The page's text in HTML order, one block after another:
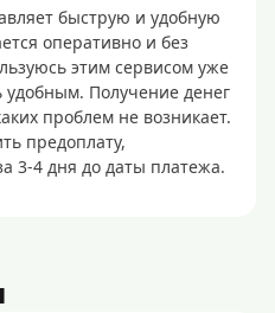
быструю и удобную
оперативно и без
этим сервисом уже
Получение денег
проблем не возникает.
предоплату,
3-4 дня до даты платежа.